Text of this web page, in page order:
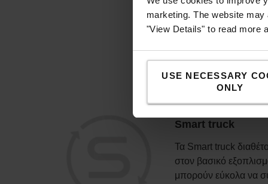
marketing. The website
"View Details" to read more
USE NECESSARY
ONLY
Smart truck
Τα Smart truck
στον βασικό
μπορούν εύκολα να